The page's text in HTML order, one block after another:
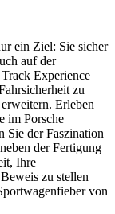
ein Ziel: Sie sicher
auf der
Experience
zu
Erleben
im Porsche
Sie der Faszination
der Fertigung
Ihre
zu stellen
von